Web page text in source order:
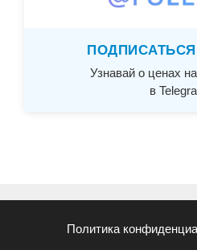
Узнавай о ценах
в
Политика